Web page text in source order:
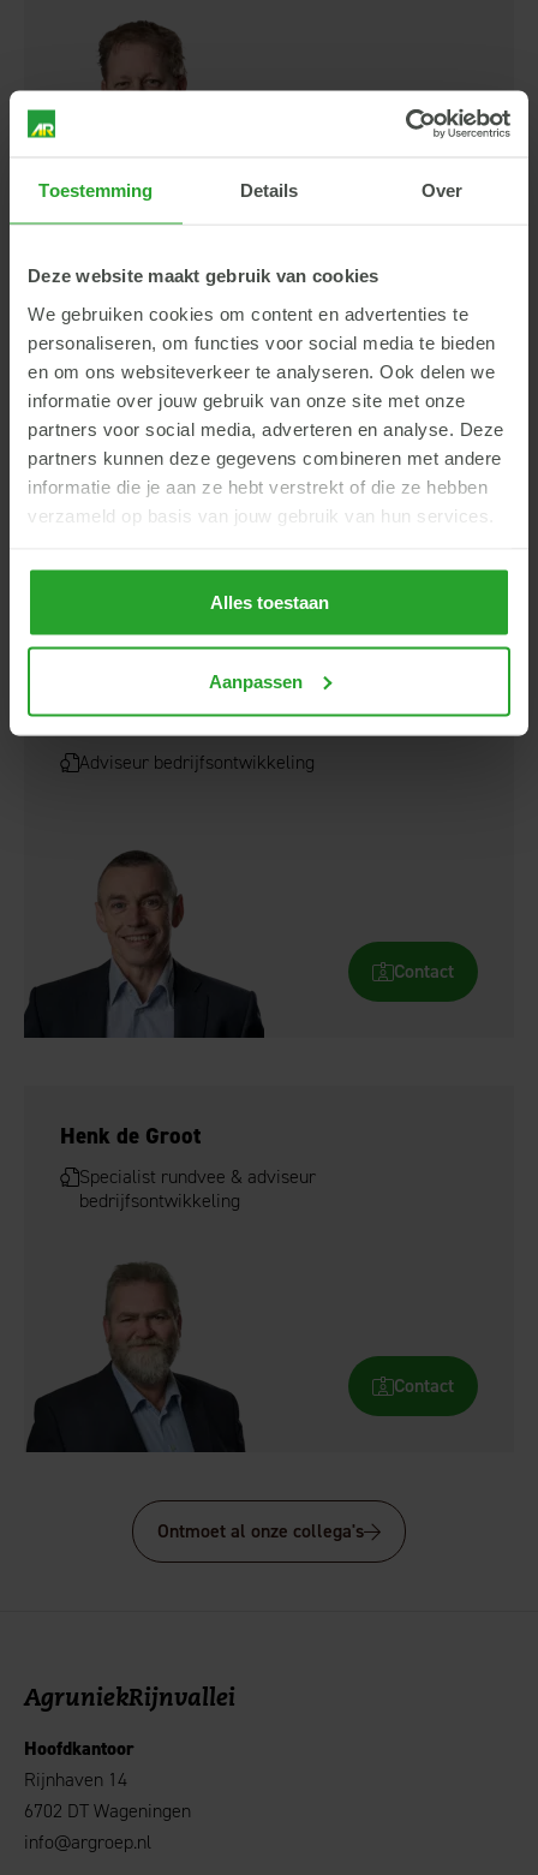
Toestemming Details Over
Deze website maakt gebruik van cookies
We gebruiken cookies om content en advertenties te
personaliseren, om functies voor social media te bieden
en om ons websiteverkeer te analyseren. Ook delen we
informatie over jouw gebruik van onze site met onze
partners voor social media, adverteren en analyse. Deze
partners kunnen deze gegevens combineren met andere
informatie die je aan ze hebt verstrekt of die ze hebben
verzameld op basis van jouw gebruik van hun services.
Alles toestaan
Aanpassen
Contact
Harold Vogels
Adviseur bedrijfsontwikkeling
Gert-Jan Vliem
Adviseur bedrijfsontwikkeling
Contact
Henk de Groot
Specialist rundvee & adviseur
bedrijfsontwikkeling
Contact
Ontmoet al onze collega's
AgruniekRijnvallei
Hoofdkantoor
Rijnhaven 14
6702 DT Wageningen
info@argroep.nl